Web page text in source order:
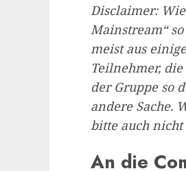
Disclaimer:
Mainstream“
meist aus
Teilnehmer,
der Gruppe so
andere Sache.
bitte auch nicht
An die